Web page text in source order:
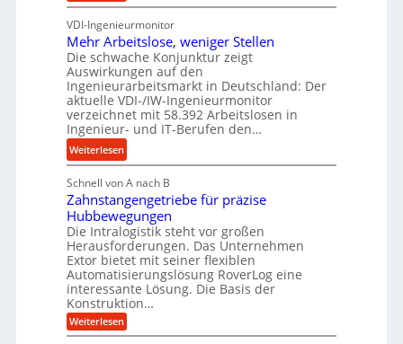
u
n
d
H
y
d
r
a
u
l
i
m
V
e
r
g
l
e
n
d
l
a
n
g
l
e
b
i
g
e
K
u
g
e
l
g
e
w
K
r
o
n
e
s
s
t
e
i
g
e
r
t
U
m
s
a
t
z
VDI-Ingenieurmonitor
Mehr Arbeitslose, weniger Stellen
Die schwache Konjunktur zeigt
Auswirkungen auf den
Ingenieurarbeitsmarkt in Deutschland: Der
aktuelle VDI-/IW-Ingenieurmonitor
verzeichnet mit 58.392 Arbeitslosen in
Ingenieur- und IT-Berufen den…
Weiterlesen:
M
e
h
r
A
r
b
e
i
t
s
Schnell von A nach B
Zahnstangengetriebe für präzise
Hubbewegungen
Die Intralogistik steht vor großen
Herausforderungen. Das Unternehmen
Extor bietet mit seiner flexiblen
Automatisierungslösung RoverLog eine
interessante Lösung. Die Basis der
Konstruktion…
Weiterlesen:
Z